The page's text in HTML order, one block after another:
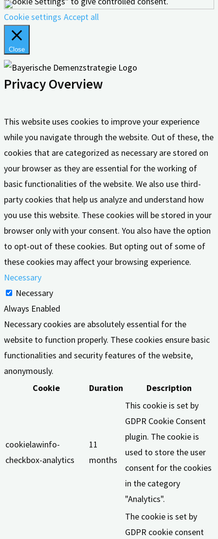
Cookie settings Accept all
Close
Privacy Overview
This website uses cookies to improve your experience
while you navigate through the website. Out of these, the
cookies that are categorized as necessary are stored on
your browser as they are essential for the working of
basic functionalities of the website. We also use third-
party cookies that help us analyze and understand how
you use this website. These cookies will be stored in your
browser only with your consent. You also have the option
to opt-out of these cookies. But opting out of some of
these cookies may affect your browsing experience.
Necessary
Necessary
Always Enabled
Necessary cookies are absolutely essential for the
website to function properly. These cookies ensure basic
functionalities and security features of the website,
anonymously.
Cookie
Duration Description
cookielawinfo-
checkbox-analytics
11
months
This cookie is set by
GDPR Cookie Consent
plugin. The cookie is
used to store the user
consent for the cookies
in the category
"Analytics".
The cookie is set by
GDPR cookie consent